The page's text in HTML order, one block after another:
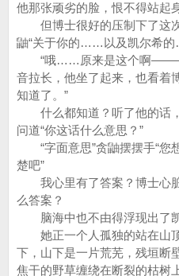
他那张顽劣的脸，恨不得站起
但博士很好的压制下了这
鼬“关于你的……以及凯尔希
“哦……原来是这个啊
音拉长，他坐了起来，也看着
知道了。”
什么都知道？听了他的话
问道“你这话什么意思？”
“字面意思”贪鼬摆摆手“您
楚吧”
我心里有了答案？博士心
么答案？
脑海中也不由得浮现出了凯
她正一个人孤独的站在山
下，山下是一片荒芜，残垣断
焦干的野草缠绕在断裂的枯树